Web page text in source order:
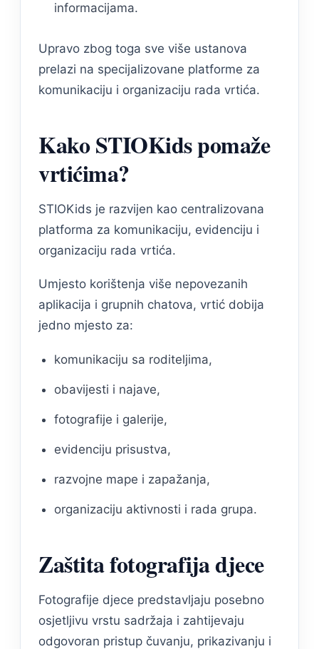
informacijama.
Upravo zbog toga sve više ustanova
prelazi na specijalizovane platforme za
komunikaciju i organizaciju rada vrtića.
Kako STIOKids pomaže
vrtićima?
STIOKids je razvijen kao centralizovana
platforma za komunikaciju, evidenciju i
organizaciju rada vrtića.
Umjesto korištenja više nepovezanih
aplikacija i grupnih chatova, vrtić dobija
jedno mjesto za:
komunikaciju sa roditeljima,
obavijesti i najave,
fotografije i galerije,
evidenciju prisustva,
razvojne mape i zapažanja,
organizaciju aktivnosti i rada grupa.
Zaštita fotografija djece
Fotografije djece predstavljaju posebno
osjetljivu vrstu sadržaja i zahtijevaju
odgovoran pristup čuvanju, prikazivanju i